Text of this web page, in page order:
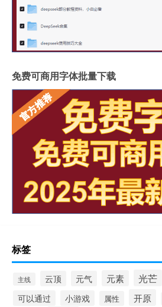
免费可商用字体批量下载
标签
主线 云顶 元气 元素 光芒
可以通过 小游戏 属性 开原